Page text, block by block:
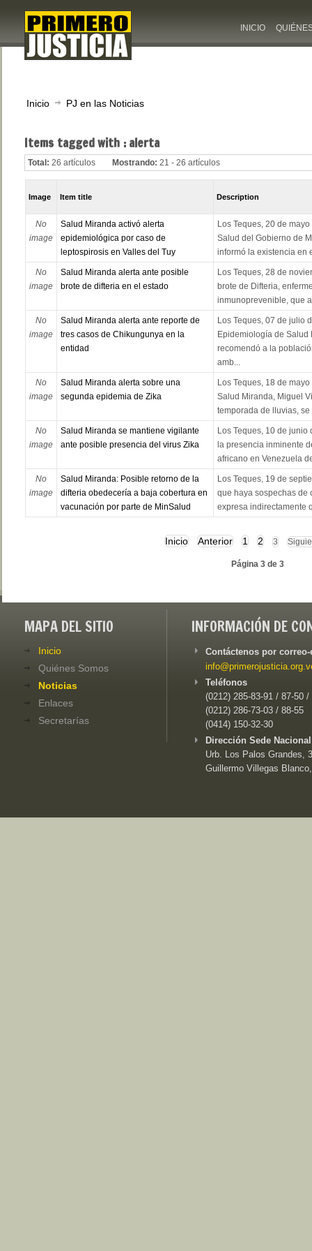
INICIO
Inicio PJ en las Noticias
Items tagged with : alerta
Total: 26 artículos Mostrando: 21 - 26 artículos
Image Item title Description
No
image
Salud Miranda activó alerta
epidemiológica por caso de
leptospirosis en Valles del Tuy
Los Teques, 20 de
Salud del Gobierno de
informó la existencia en
No
image
Salud Miranda alerta ante posible
brote de difteria en el estado
Los Teques, 28 de
brote de Difteria,
inmunoprevenible, que
No
image
Salud Miranda alerta ante reporte de
tres casos de Chikungunya en la
entidad
Los Teques, 07 de julio
Epidemiología de Salud
recomendó a la
amb...
No
image
Salud Miranda alerta sobre una
segunda epidemia de Zika
Los Teques, 18 de
Salud Miranda, Miguel
temporada de lluvias,
No
image
Salud Miranda se mantiene vigilante
ante posible presencia del virus Zika
Los Teques, 10 de
la presencia inminente
africano en Venezuela
No
image
Salud Miranda: Posible retorno de la
difteria obedecería a baja cobertura en
vacunación por parte de MinSalud
Los Teques, 19 de
que haya sospechas de
expresa indirectamente
Inicio Anterior 1 2 3
Página 3 de 3
MAPA DEL SITIO
Inicio
Quiénes Somos
Noticias
Enlaces
Secretarías
INFORMACIÓN DE
Contáctenos por
Teléfonos
(0212) 285-83-91 / 87-50 /
(0212) 286-73-03 / 88-55
(0414) 150-32-30
Dirección Sede
Urb. Los Palos Grandes,
Guillermo Villegas